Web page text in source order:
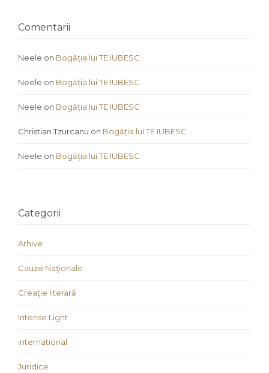
Comentarii
Neele on Bogăția lui TE IUBESC
Neele on Bogăția lui TE IUBESC
Neele on Bogăția lui TE IUBESC
Christian Tzurcanu on Bogăția lui TE IUBESC
Neele on Bogăția lui TE IUBESC
Categorii
Arhive
Cauze Naţionale
Creaţie literară
Intense Light
international
Juridice